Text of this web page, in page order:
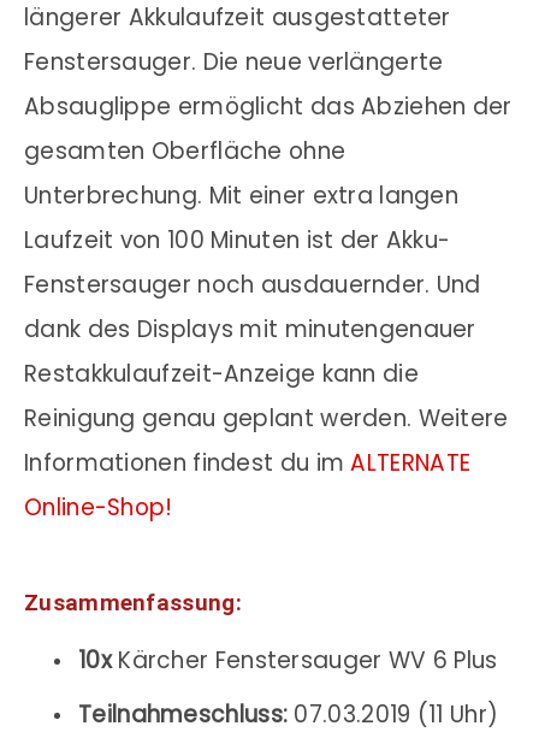
längerer Akkulaufzeit ausgestatteter
Fenstersauger. Die neue verlängerte
Absauglippe ermöglicht das Abziehen der
gesamten Oberfläche ohne
Unterbrechung. Mit einer extra langen
Laufzeit von 100 Minuten ist der Akku-
Fenstersauger noch ausdauernder. Und
dank des Displays mit minutengenauer
Restakkulaufzeit-Anzeige kann die
Reinigung genau geplant werden. Weitere
Informationen findest du imALTERNATE
Online-Shop!
Zusammenfassung:
10xKärcher Fenstersauger WV 6 Plus
Teilnahmeschluss: 07.03.2019 (11 Uhr)